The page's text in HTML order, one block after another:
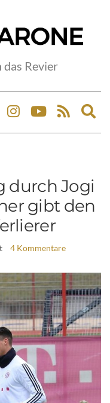
Revier
durch Jogi
gibt den
4 Kommentare